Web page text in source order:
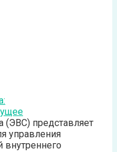
(ЭВС) представляет
управления